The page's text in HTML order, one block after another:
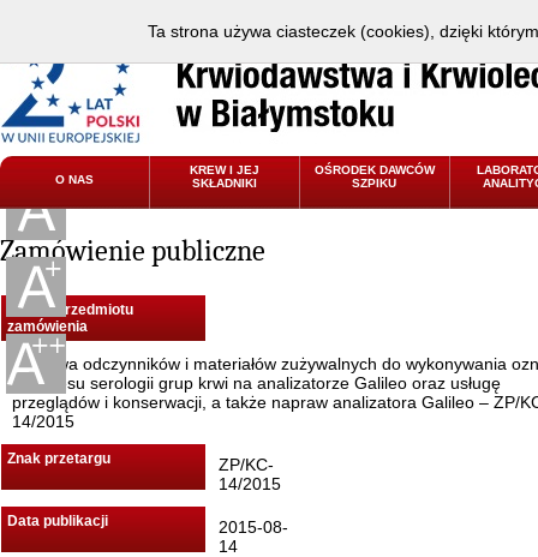
O NAS
KREW I JEJ
SKŁADNIKI
OŚRODEK DAWCÓW
SZPIKU
Zamówienie publiczne
Nazwa przedmiotu
zamówienia
Dostawa odczynników i materiałów zużywalnych do wykonywania
z zakresu serologii grup krwi na analizatorze Galileo oraz usługę
przeglądów i konserwacji, a także napraw analizatora Galileo – ZP/
14/2015
Znak przetargu
ZP/KC-
14/2015
Data publikacji
2015-08-
14
Ta strona używa ciasteczek (cookies), dzięki